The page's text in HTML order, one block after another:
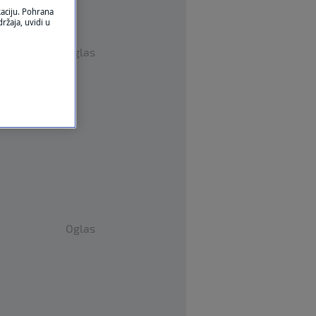
Oglas
Oglas
Pohrana
uvidi u